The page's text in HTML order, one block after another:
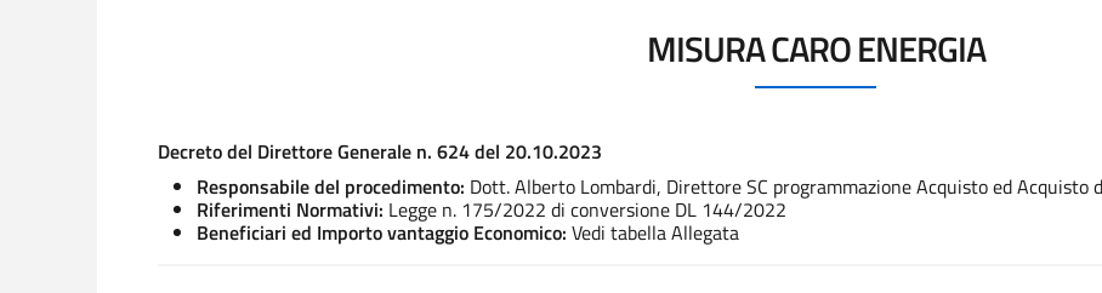
MISURA CARO ENERGIA
Decreto del Direttore Generale n. 624 del 20.10.2023
Responsabile del procedimento: Dott. Alberto Lombardi, Direttore SC programmazione Acquisto ed
Riferimenti Normativi: Legge n. 175/2022 di conversione DL 144/2022
Beneficiari ed Importo vantaggio Economico: Vedi tabella Allegata